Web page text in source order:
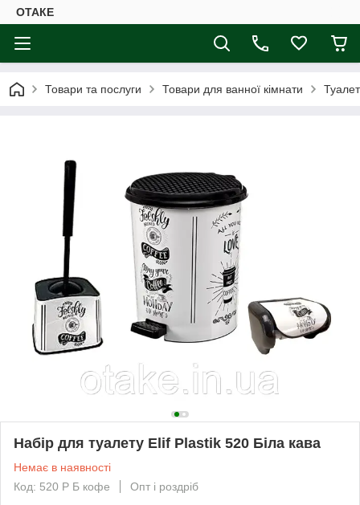
ОТАКЕ
Товари та послуги Товари для ванної кімнати
Набір для туалету Elif Plastik 520 Біла кава
Немає в наявності
Код: 520 Р Б кофе
Опт і роздріб